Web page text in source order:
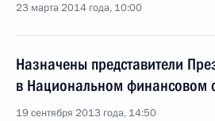
23 марта 2014 года, 10:00
Назначены представители
в Национальном финансовом
19 сентября 2013 года, 14:50